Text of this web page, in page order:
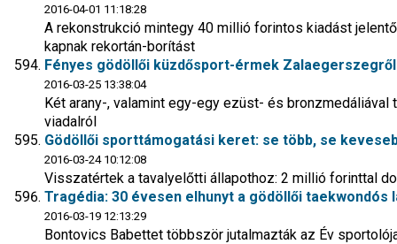
2016-04-01 11:18:28
A rekonstrukció mintegy 40 millió forintos kiadást
kapnak rekortán-borítást
Fényes gödöllői küzdősport-érmek Zalaegerszegről
2016-03-25 13:38:04
Két arany-, valamint egy-egy ezüst- és bronzmedáliával
viadalról
Gödöllői sporttámogatási keret: se több, se
2016-03-24 10:12:08
Visszatértek a tavalyelőtti állapothoz: 2 millió forinttal
Tragédia: 30 évesen elhunyt a gödöllői taekwondós
2016-03-19 12:13:29
Bontovics Babettet többször jutalmazták az Év